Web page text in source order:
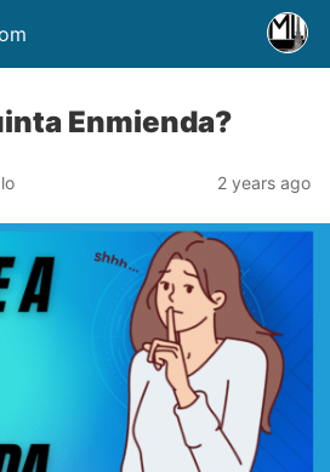
Enmienda?
2 years ago